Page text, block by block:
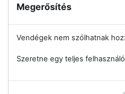
Megerősítés
Vendégek nem szólhatnak
Szeretne egy teljes